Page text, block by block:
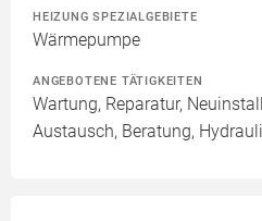
HEIZUNG SPEZIALGEBIETE
Wärmepumpe
ANGEBOTENE TÄTIGKEITEN
Wartung, Reparatur,
Austausch, Beratung,